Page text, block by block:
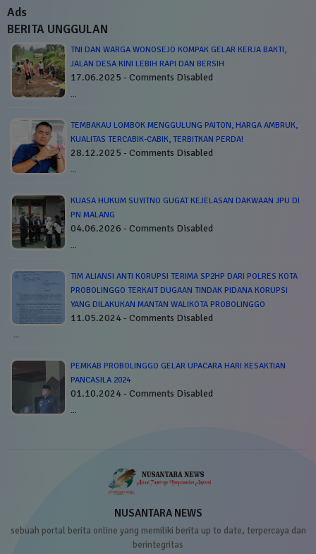
Ads
BERITA UNGGULAN
TNI DAN WARGA WONOSEJO KOMPAK GELAR KERJA BAKTI,
JALAN DESA KINI LEBIH RAPI DAN BERSIH
17.06.2025 - Comments Disabled
…
TEMBAKAU LOMBOK MENGGULUNG PAITON, HARGA AMBRUK,
KUALITAS TERCABIK-CABIK, TERBITKAN PERDA!
28.12.2025 - Comments Disabled
…
KUASA HUKUM SUYITNO GUGAT KEJELASAN DAKWAAN JPU DI
PN MALANG
04.06.2026 - Comments Disabled
…
TIM ALIANSI ANTI KORUPSI TERIMA SP2HP DARI POLRES KOTA
PROBOLINGGO TERKAIT DUGAAN TINDAK PIDANA KORUPSI
YANG DILAKUKAN MANTAN WALIKOTA PROBOLINGGO
11.05.2024 - Comments Disabled
…
PEMKAB PROBOLINGGO GELAR UPACARA HARI KESAKTIAN
PANCASILA 2024
01.10.2024 - Comments Disabled
…
NUSANTARA NEWS
sebuah portal berita online yang memiliki berita up to date, terpercaya dan
berintegritas